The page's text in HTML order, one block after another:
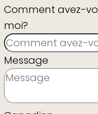
Comment avez-
moi?
Message